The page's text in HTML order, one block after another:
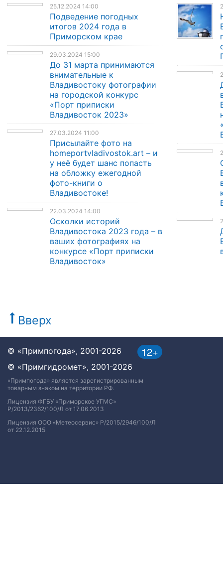
25.12.2024 14:00
Подведение погодных
итогов 2024 года в
Приморском крае
29.03.2024 15:00
До 31 марта принимаются
внимательные к
Владивостоку фотографии
на городской конкурс
«Порт приписки
Владивосток 2023»
27.03.2024 11:00
Присылайте фото на
homeportvladivostok.art – и
у неё будет шанс попасть
на обложку ежегодной
фото-книги о
Владивостоке!
22.03.2024 14:00
Осколки историй
Владивостока 2023 года – в
ваших фотографиях на
конкурсе «Порт приписки
Владивосток»
Вверх
12+
© «Примпогода», 2001-2026
© «Примгидромет», 2001-2026
«Примпогода» является зарегистрированным
товарным знаком на территории РФ.
Лицензия ФГБУ «Приморское УГМС»
Р/2013/2362/100/Л от 17.06.2013
Лицензия ООО «Метеосервис» Р/2015/2946/100/Л
от 22.12.2015